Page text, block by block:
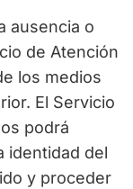
ausencia o
de Atención
los medios
El Servicio
podrá
identidad del
y proceder